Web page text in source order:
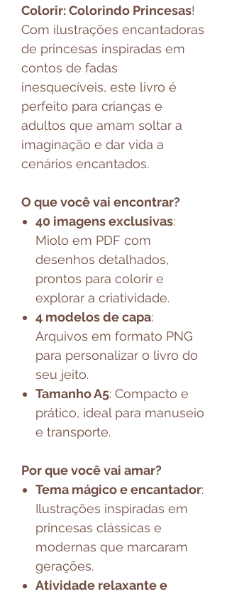
Colorir: Colorindo Princesas!
Com ilustrações encantadoras
de princesas inspiradas em
contos de fadas
inesquecíveis, este livro é
perfeito para crianças e
adultos que amam soltar a
imaginação e dar vida a
cenários encantados.
O que você vai encontrar?
40 imagens exclusivas:
Miolo em PDF com
desenhos detalhados,
prontos para colorir e
explorar a criatividade.
4 modelos de capa:
Arquivos em formato PNG
para personalizar o livro do
seu jeito.
Tamanho A5: Compacto e
prático, ideal para manuseio
e transporte.
Por que você vai amar?
Tema mágico e encantador:
Ilustrações inspiradas em
princesas clássicas e
modernas que marcaram
gerações.
Atividade relaxante e